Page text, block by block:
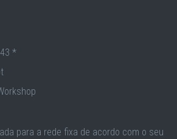
*
para a rede fixa de acordo com o seu